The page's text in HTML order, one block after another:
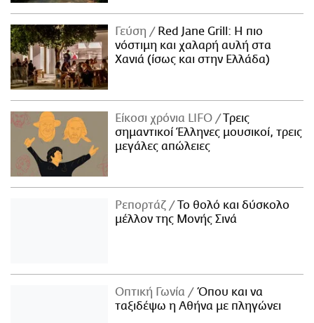
Γεύση
Red Jane Grill: Η πιο
νόστιμη και χαλαρή αυλή στα
Χανιά (ίσως και στην Ελλάδα)
Είκοσι χρόνια LIFO
Tρεις
σημαντικοί Έλληνες μουσικοί, τρεις
μεγάλες απώλειες
Ρεπορτάζ
Το θολό και δύσκολο
μέλλον της Μονής Σινά
Οπτική Γωνία
Όπου και να
ταξιδέψω η Αθήνα με πληγώνει